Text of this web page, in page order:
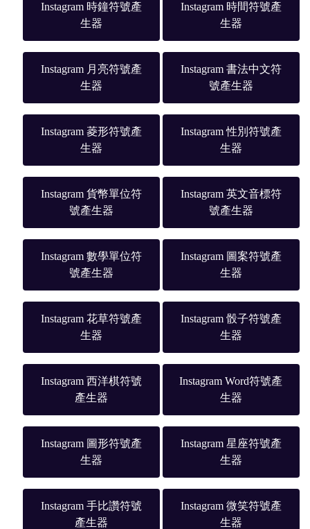
Instagram 時鐘符號產
生器
Instagram 時間符號產
生器
Instagram 月亮符號產
生器
Instagram 書法中文符
號產生器
Instagram 菱形符號產
生器
Instagram 性別符號產
生器
Instagram 貨幣單位符
號產生器
Instagram 英文音標符
號產生器
Instagram 數學單位符
號產生器
Instagram 圖案符號產
生器
Instagram 花草符號產
生器
Instagram 骰子符號產
生器
Instagram 西洋棋符號
產生器
Instagram Word符號產
生器
Instagram 圖形符號產
生器
Instagram 星座符號產
生器
Instagram 手比讚符號
產生器
Instagram 微笑符號產
生器